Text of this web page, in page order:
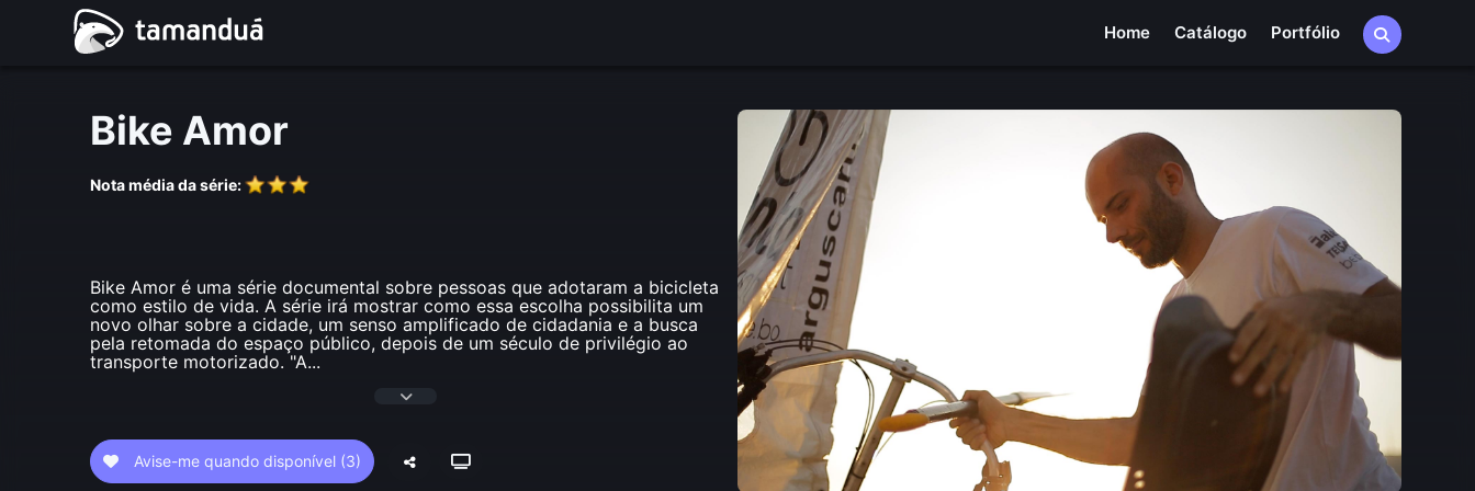
Home Catálogo Portfólio
Bike Amor
Nota média da série:
Bike Amor é uma série documental sobre pessoas que adotaram a bicicleta
como estilo de vida. A série irá mostrar como essa escolha possibilita um
novo olhar sobre a cidade, um senso amplificado de cidadania e a busca
pela retomada do espaço público, depois de um século de privilégio ao
transporte motorizado. "A...
Avise-me quando disponível (3)